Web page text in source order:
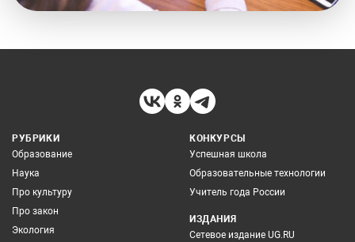
РУБРИКИ
Образование
Наука
Про культуру
Про закон
Экология
КОНКУРСЫ
Успешная школа
Образовательные технологии
Учитель года России
ИЗДАНИЯ
Сетевое издание UG.RU